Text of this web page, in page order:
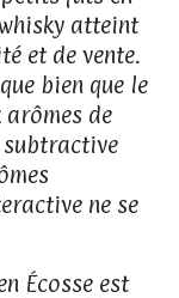
atteint
et de vente.
bien que le
de
ne se
Écosse est